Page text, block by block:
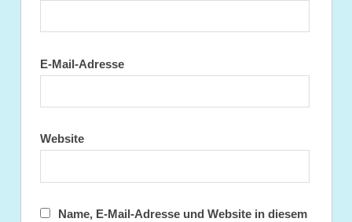
E-Mail-Adresse
Website
Name, E-Mail-Adresse und Website in diesem